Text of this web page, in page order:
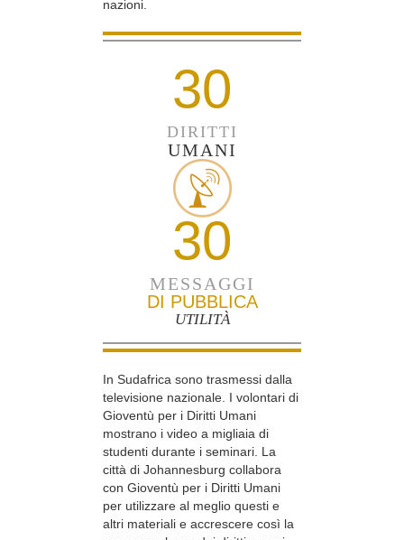
nazioni.
30
DIRITTI
UMANI
30
MESSAGGI
DI PUBBLICA
UTILITÀ
In Sudafrica sono trasmessi dalla
televisione nazionale. I volontari di
Gioventù per i Diritti Umani
mostrano i video a migliaia di
studenti durante i seminari. La
città di Johannesburg collabora
con Gioventù per i Diritti Umani
per utilizzare al meglio questi e
altri materiali e accrescere così la